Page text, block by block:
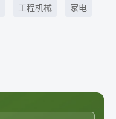
工程机械 家电